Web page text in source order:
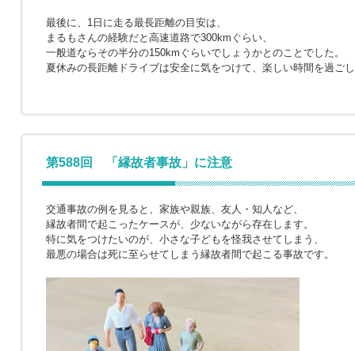
最後に、1日に走る最長距離の目安は、
まるもさんの経験だと高速道路で300kmぐらい、
一般道ならその半分の150kmぐらいでしょうかとのことでした。
夏休みの長距離ドライブは安全に気をつけて、楽しい時間を過ご
第588回 「縁故者事故」に注意
交通事故の例を見ると、家族や親族、友人・知人など、
縁故者間で起こったケースが、少ないながら存在します。
特に気をつけたいのが、小さな子どもを怪我させてしまう、
最悪の場合は死に至らせてしまう縁故者間で起こる事故です。